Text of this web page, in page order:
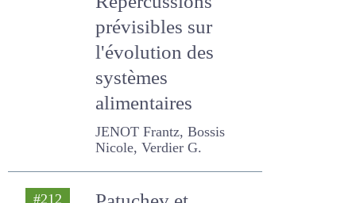
Répercussions
prévisibles sur
l'évolution des
systèmes
JENOT Frantz, Bossis